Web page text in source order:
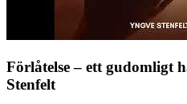
Förlåtelse – ett gudomligt
Stenfelt